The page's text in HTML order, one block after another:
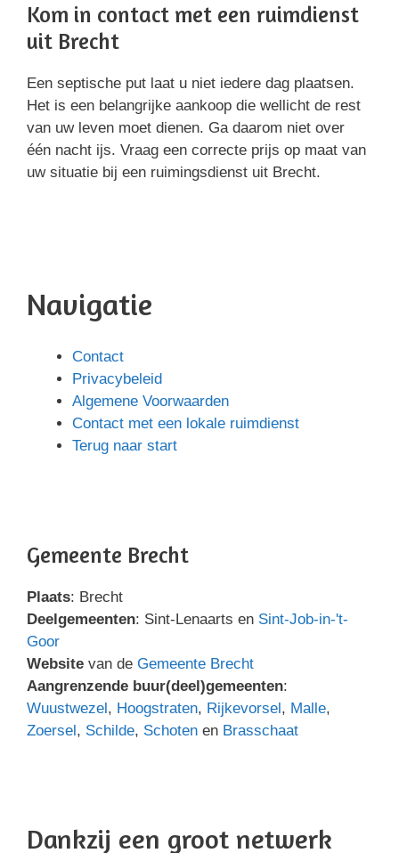
Kom in contact met een ruimdienst
uit Brecht
Een septische put laat u niet iedere dag plaatsen.
Het is een belangrijke aankoop die wellicht de rest
van uw leven moet dienen. Ga daarom niet over
één nacht ijs. Vraag een correcte prijs op maat van
uw situatie bij een ruimingsdienst uit Brecht.
Navigatie
Contact
Privacybeleid
Algemene Voorwaarden
Contact met een lokale ruimdienst
Terug naar start
Gemeente Brecht
Plaats: Brecht
Deelgemeenten: Sint-Lenaarts en Sint-Job-in-'t-
Goor
Website van de Gemeente Brecht
Aangrenzende buur(deel)gemeenten:
Wuustwezel, Hoogstraten, Rijkevorsel, Malle,
Zoersel, Schilde, Schoten en Brasschaat
Dankzij een groot netwerk